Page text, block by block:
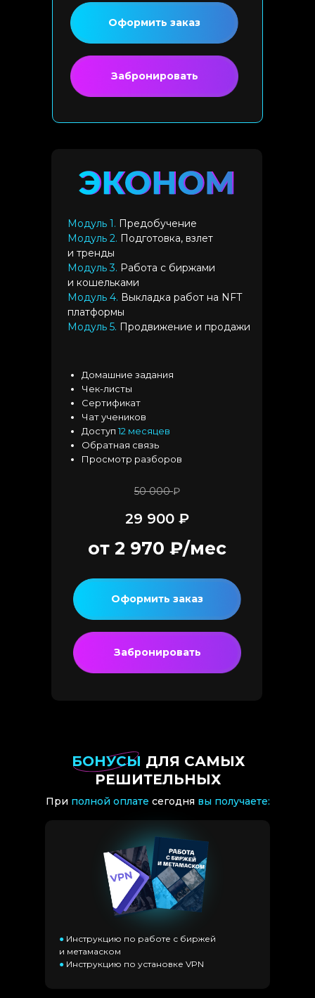
Оформить заказ
Забронировать
Оформить заказ
Забронировать
Домашние задания
Чек-листы
Сертификат
Чат учеников
Доступ12 месяцев
Обратная связь
Просмотр разборов
50 000₽
29 900 ₽
от 2 970 ₽/мес
Модуль 1. Предобучение
Модуль 2. Подготовка, взлет
и тренды
Модуль 3. Работа с биржами
и кошельками
Модуль 4. Выкладка работ на NFT
платформы
Модуль 5. Продвижение и продажи
БОНУСЫ ДЛЯ САМЫХ
РЕШИТЕЛЬНЫХ
При полной оплате сегодня вы получаете:
● Инструкцию по работе с биржей
и метамаском
● Инструкцию по установке VPN